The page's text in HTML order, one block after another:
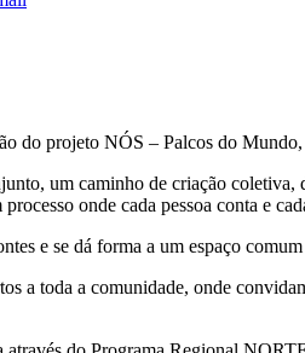
do projeto NÓS – Palcos do
um caminho de criação
onde cada pessoa conta e
e se dá forma a um espaço
a toda a comunidade, onde